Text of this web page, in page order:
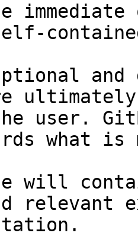
and
user.
what
will
relevant